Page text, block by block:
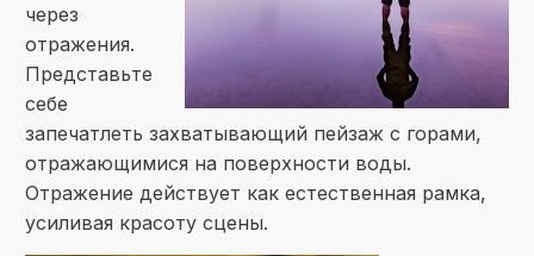
через
отражения.
Представьте
себе
запечатлеть захватывающий пейзаж с горами,
отражающимися на поверхности воды.
Отражение действует как естественная рамка,
усиливая красоту сцены.